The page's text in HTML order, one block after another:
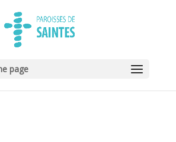
page